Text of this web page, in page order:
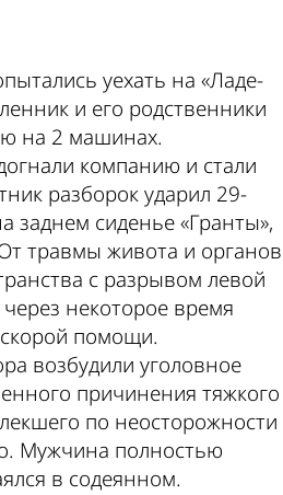
уехать на «Ладе-
и его родственники
на 2 машинах.
компанию и стали
разборок ударил 29-
заднем сиденье «Гранты»,
травмы живота и органов
с разрывом левой
некоторое время
помощи.
возбудили уголовное
причинения тяжкого
по неосторожности
Мужчина полностью
в содеянном.